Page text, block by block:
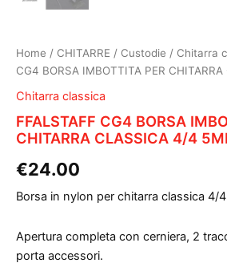
Home / CHITARRE / Custodie / Chitarra
CG4 BORSA IMBOTTITA PER
Chitarra classica
FFALSTAFF CG4 BORSA
CHITARRA CLASSICA 4/4
€24.00
Borsa in nylon per chitarra classica 4/
Apertura completa con cerniera, 2
porta accessori.